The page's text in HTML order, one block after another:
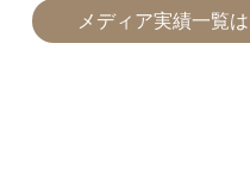
メディア実績一覧